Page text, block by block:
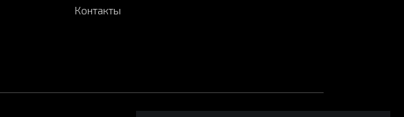
Контакты
принимаем: мы в соцсетях: